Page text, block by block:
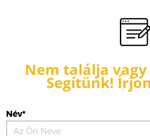
Nem találja
Segítünk!
Név*